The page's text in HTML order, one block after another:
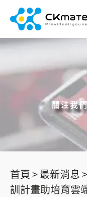
關注我
首頁 >最新消息 >
訓計畫助培育雲